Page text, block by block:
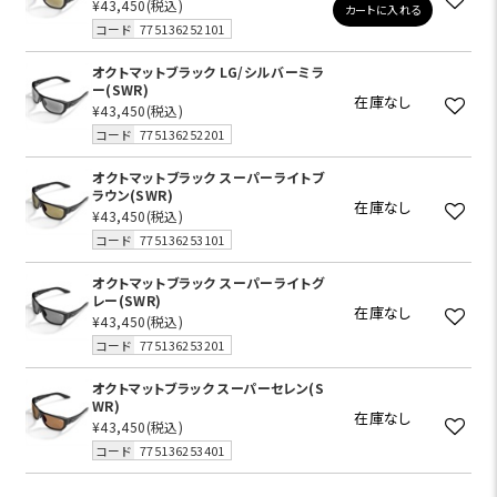
¥43,450(税込)
コード 775136252101
カートに入れる
オクトマットブラック LG/シルバーミラ
ー(SWR)
¥43,450(税込)
コード 775136252201
在庫なし
オクトマットブラック スーパーライトブ
ラウン(SWR)
¥43,450(税込)
コード 775136253101
在庫なし
オクトマットブラック スーパーライトグ
レー(SWR)
¥43,450(税込)
コード 775136253201
在庫なし
オクトマットブラック スーパーセレン(S
WR)
¥43,450(税込)
コード 775136253401
在庫なし